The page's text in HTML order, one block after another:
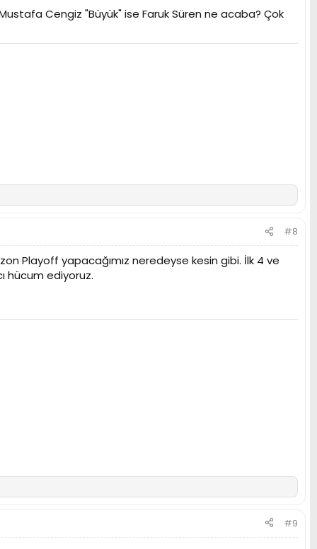
Cengiz "Büyük" ise Faruk Süren ne acaba? Çok
#8
Playoff yapacağımız neredeyse kesin gibi. İlk 4 ve
hücum ediyoruz.
#9